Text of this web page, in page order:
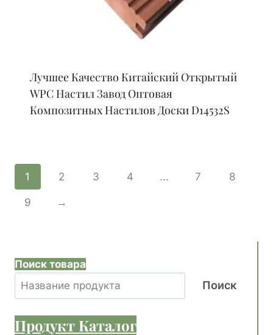
Лучшее Качество Китайский Открытый
WPC Настил Завод Оптовая
Композитных Настилов Доски D14532S
1 2 3 4 ... 7 8
9 →
Поиск товара
Поиск
Продукт Каталог